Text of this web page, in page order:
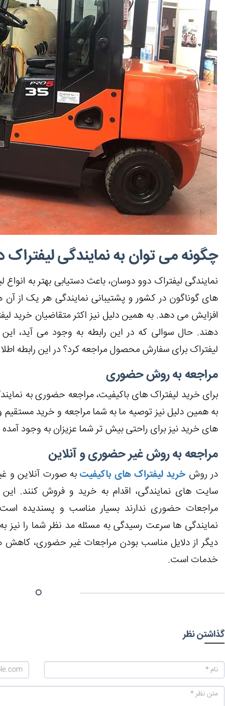
چگونه می توان به نمایندگی
نمایندگی لیفتراک دوو دوسان، باعث دستیابی بهتر به
های گوناگون در کشور و پشتیبانی نمایندگی هر یک از آن
افزایش می دهد. به همین دلیل نیز اکثر متقاضیان خرید
دهند. حال سوالی که در این رابطه به وجود می آید،
لیفتراک برای سفارش محصول مراجعه کرد؟ در این رابطه
مراجعه به روش حضوری
برای خرید لیفتراک های باکیفیت، مراجعه حضوری به
به همین دلیل نیز توصیه ما به شما مراجعه و خرید
های خرید نیز برای راحتی بیش تر شما عزیزان به وجود
مراجعه به روش غیر حضوری و آنلاین
در روش خرید لیفتراک های باکیفیتبه صورت آنلاین و
سایت های نمایندگی، اقدام به خرید و فروش کنند.
مراجعات حضوری ندارند بسیار مناسب و پسندیده
نمایندگی ها سرعت رسیدگی به مسئله مد نظر شما را
دیگر از دلایل مناسب بودن مراجعات غیر حضوری،
خدمات است.
گذاشتن نظر